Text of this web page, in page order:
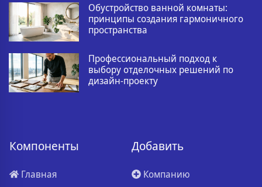
Обустройство ванной комнаты:
принципы создания гармоничного
пространства
Профессиональный подход к
выбору отделочных решений по
дизайн-проекту
Компоненты
Главная
Добавить
Компанию